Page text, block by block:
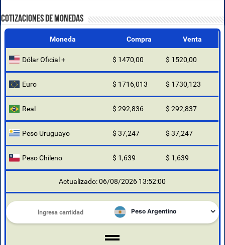
COTIZACIONES DE MONEDAS
Moneda Compra Venta
Dólar Oficial + $ 1470,00 $ 1520,00
Euro $ 1716,013 $ 1730,123
Real $ 292,836 $ 292,837
Peso Uruguayo $ 37,247 $ 37,247
Peso Chileno $ 1,639 $ 1,639
Actualizado: 06/08/2026 13:52:00